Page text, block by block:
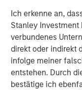
Ich erkenne an,
Stanley Investment
verbundenes
direkt oder indirekt
infolge meiner
entstehen. Durch
bestätige ich
AUM reflects
inception
Morgan Stanley